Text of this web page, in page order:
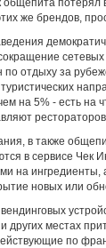
потерял
же брендов,
по отдыху за
на 5% - есть на
в также
в сервисе
на
новых или
местах
по